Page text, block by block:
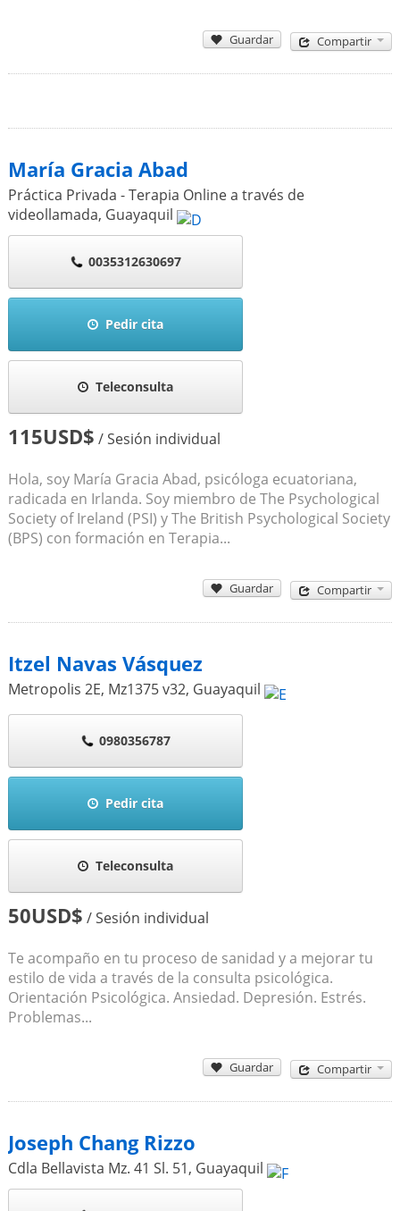
Guardar Compartir
María Gracia Abad
Práctica Privada - Terapia Online a través de
videollamada, Guayaquil
0035312630697
Pedir cita
Teleconsulta
115USD$ / Sesión individual
Hola, soy María Gracia Abad, psicóloga ecuatoriana,
radicada en Irlanda. Soy miembro de The Psychological
Society of Ireland (PSI) y The British Psychological Society
(BPS) con formación en Terapia...
Guardar Compartir
Itzel Navas Vásquez
Metropolis 2E, Mz1375 v32, Guayaquil
0980356787
Pedir cita
Teleconsulta
50USD$ / Sesión individual
Te acompaño en tu proceso de sanidad y a mejorar tu
estilo de vida a través de la consulta psicológica.
Orientación Psicológica. Ansiedad. Depresión. Estrés.
Problemas...
Guardar Compartir
Joseph Chang Rizzo
Cdla Bellavista Mz. 41 Sl. 51, Guayaquil